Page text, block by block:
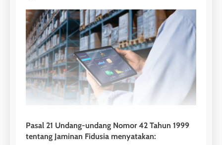
Pasal 21 Undang-undang Nomor 42 Tahun 1999
tentang Jaminan Fidusia menyatakan: